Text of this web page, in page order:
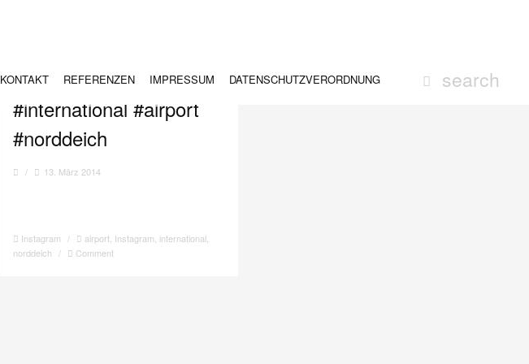
KONTAKT REFERENZEN IMPRESSUM DATENSCHUTZVERORDNUNG
#international #airport
#norddeich
/ 13. März 2014
Instagram / airport, Instagram, international,
norddeich / Comment